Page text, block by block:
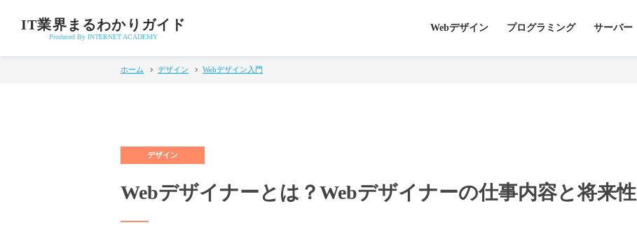
IT業界まるわかりガイド
Produced By INTERNET ACADEMY
Webデザイン プログラミング サーバー
ホーム デザイン Webデザイン入門
Webデザイナーとは？Webデザイナーの仕事内容と将来性